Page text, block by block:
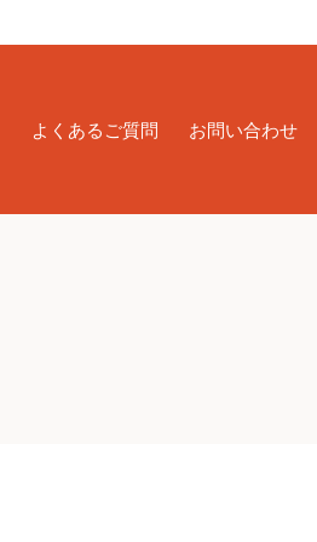
よくあるご質問 お問い合わせ